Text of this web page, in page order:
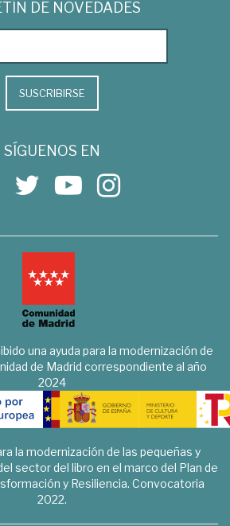
DE NOVEDADES
SUSCRIBIRSE
SÍGUENOS EN
una ayuda para la modernización de
de Madrid correspondiente al año
2024
la modernización de las pequeñas y
sector del libro en el marco del Plan de
y Resiliencia. Convocatoria
2022.